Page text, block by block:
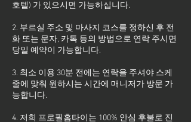
호텔) 가 있으시면 가능하십니다.
2. 부르실 주소 및 마사지 코스를 정하신 후 전
화 또는 문자, 카톡 등의 방법으로 연락 주시면
당일 예약이 가능합니다.
3. 최소 이용 30분 전에는 연락을 주셔야 스케
줄에 맞춰 원하시는 시간에 매니저가 방문 가
능합니다.
4. 저희 프로필홈타이는 100% 안심 후불로 진